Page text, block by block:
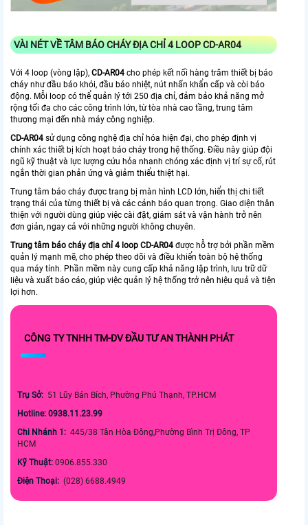
VÀI NÉT VỀ TÂM BÁO CHÁY ĐỊA CHỈ 4 LOOP CD-AR04
Với 4 loop (vòng lặp), CD-AR04 cho phép kết nối hàng trăm thiết bị báo
cháy như đầu báo khói, đầu báo nhiệt, nút nhấn khẩn cấp và còi báo
động. Mỗi loop có thể quản lý tới 250 địa chỉ, đảm bảo khả năng mở
rộng tối đa cho các công trình lớn, từ tòa nhà cao tầng, trung tâm
thương mại đến nhà máy công nghiệp.
CD-AR04 sử dụng công nghệ địa chỉ hóa hiện đại, cho phép định vị
chính xác thiết bị kích hoạt báo cháy trong hệ thống. Điều này giúp đội
ngũ kỹ thuật và lực lượng cứu hỏa nhanh chóng xác định vị trí sự cố, rút
ngắn thời gian phản ứng và giảm thiểu thiệt hại.
Trung tâm báo cháy được trang bị màn hình LCD lớn, hiển thị chi tiết
trạng thái của từng thiết bị và các cảnh báo quan trọng. Giao diện thân
thiện với người dùng giúp việc cài đặt, giám sát và vận hành trở nên
đơn giản, ngay cả với những người không chuyên.
Trung tâm báo cháy địa chỉ 4 loop CD-AR04 được hỗ trợ bởi phần mềm
quản lý mạnh mẽ, cho phép theo dõi và điều khiển toàn bộ hệ thống
qua máy tính. Phần mềm này cung cấp khả năng lập trình, lưu trữ dữ
liệu và xuất báo cáo, giúp việc quản lý hệ thống trở nên hiệu quả và tiện
lợi hơn.
CÔNG TY TNHH TM-DV ĐẦU TƯ AN THÀNH PHÁT
Trụ Sở: 51 Lũy Bán Bích, Phường Phú Thạnh, TP.HCM
Hotline: 0938.11.23.99
Chi Nhánh 1: 445/38 Tân Hòa Đông,Phường Bình Trị Đông, TP
HCM
Kỹ Thuật: 0906.855.330
Điện Thoại: (028) 6688.4949